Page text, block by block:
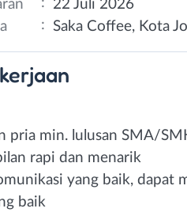
22 Juli 2026
: Saka Coffee, Kota
pria min. lulusan SMA/
rapi dan menarik
yang baik, dapat
baik